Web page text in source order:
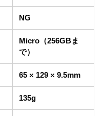
NG
Micro（256GBま
で）
65 × 129 × 9.5mm
135g